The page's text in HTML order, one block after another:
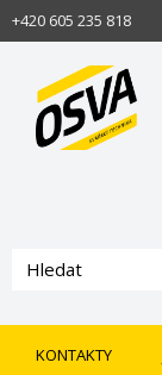
+420 605 235 818
KONTAKTY